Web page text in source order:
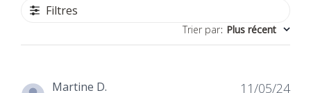
Filtres
Trier par: Plus récent
Martine D. 11/05/24